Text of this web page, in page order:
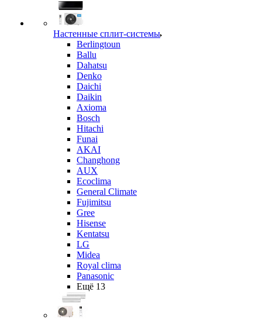
Настенные сплит-системы
Berlingtoun
Ballu
Dahatsu
Denko
Daichi
Daikin
Axioma
Bosch
Hitachi
Funai
AKAI
Changhong
AUX
Ecoclima
General Climate
Fujimitsu
Gree
Hisense
Kentatsu
LG
Midea
Royal clima
Panasonic
Ещё 13